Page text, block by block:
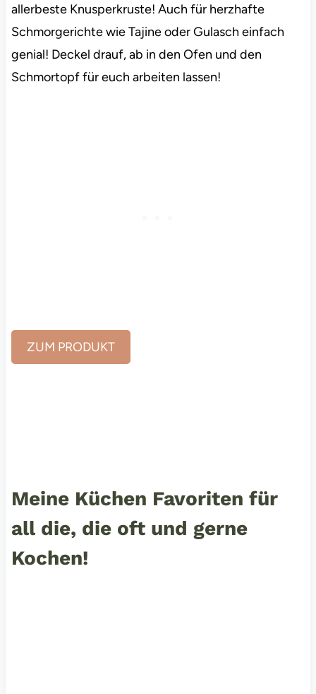
allerbeste Knusperkruste! Auch für herzhafte
Schmorgerichte wie Tajine oder Gulasch einfach
genial! Deckel drauf, ab in den Ofen und den
Schmortopf für euch arbeiten lassen!
ZUM PRODUKT
Meine Küchen Favoriten für
all die, die oft und gerne
Kochen!